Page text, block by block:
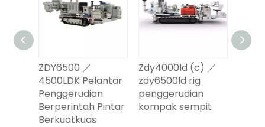
ZDY6500 ／
4500LDK Pelantar
Penggerudian
Berperintah Pintar
Berkuatkuas
Zdy4000ld (c) ／
zdy6500ld rig
penggerudian
kompak sempit